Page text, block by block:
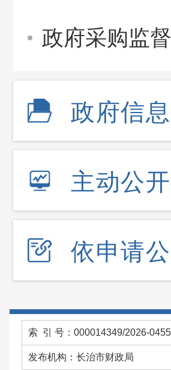
政府采购监
政府信
主动公
依申请
索 引 号：000014349/2026-
发布机构：长治市财政局